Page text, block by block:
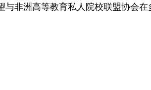
非洲高等教育私人院校联盟协会在